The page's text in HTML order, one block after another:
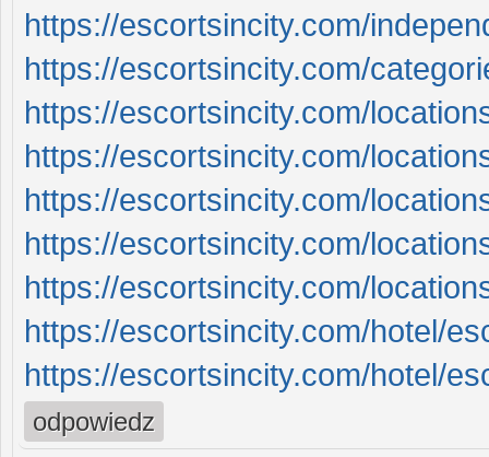
https://escortsincity.com/
https://escortsincity.com/
https://escortsincity.com/
https://escortsincity.com/
https://escortsincity.com/
https://escortsincity.com/
https://escortsincity.com/
https://escortsincity.com/hotel/
https://escortsincity.com/hotel/
odpowiedz